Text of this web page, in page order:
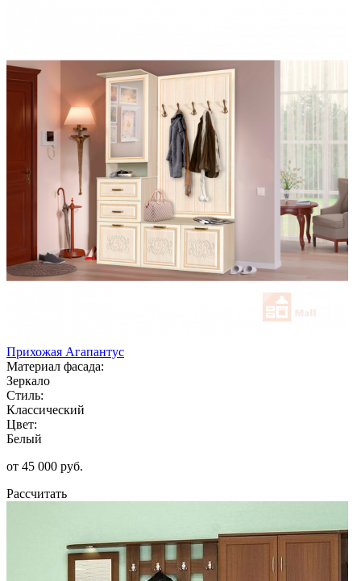
Прихожая Агапантус
Материал фасада:
Зеркало
Стиль:
Классический
Цвет:
Белый
от 45 000 руб.
Рассчитать